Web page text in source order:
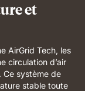
et
AirGrid Tech, les
circulation d’air
Ce système de
stable toute